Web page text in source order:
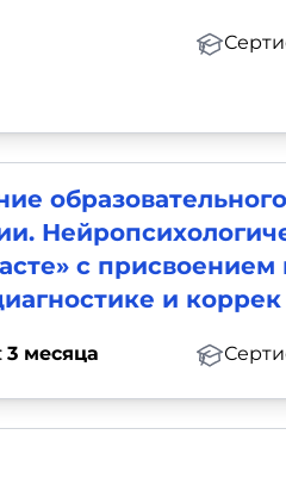
с
и коррек
3 месяца